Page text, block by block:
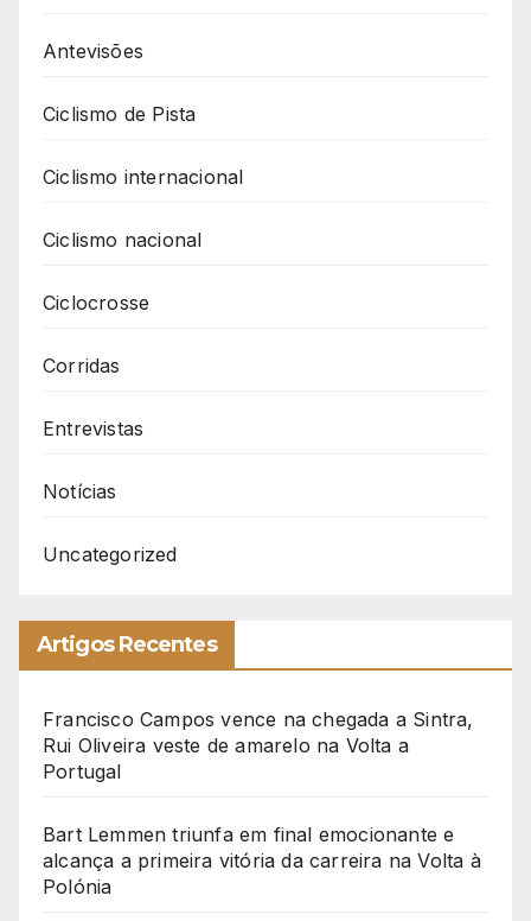
Antevisões
Ciclismo de Pista
Ciclismo internacional
Ciclismo nacional
Ciclocrosse
Corridas
Entrevistas
Notícias
Uncategorized
Artigos Recentes
Francisco Campos vence na chegada a Sintra,
Rui Oliveira veste de amarelo na Volta a
Portugal
Bart Lemmen triunfa em final emocionante e
alcança a primeira vitória da carreira na Volta à
Polónia